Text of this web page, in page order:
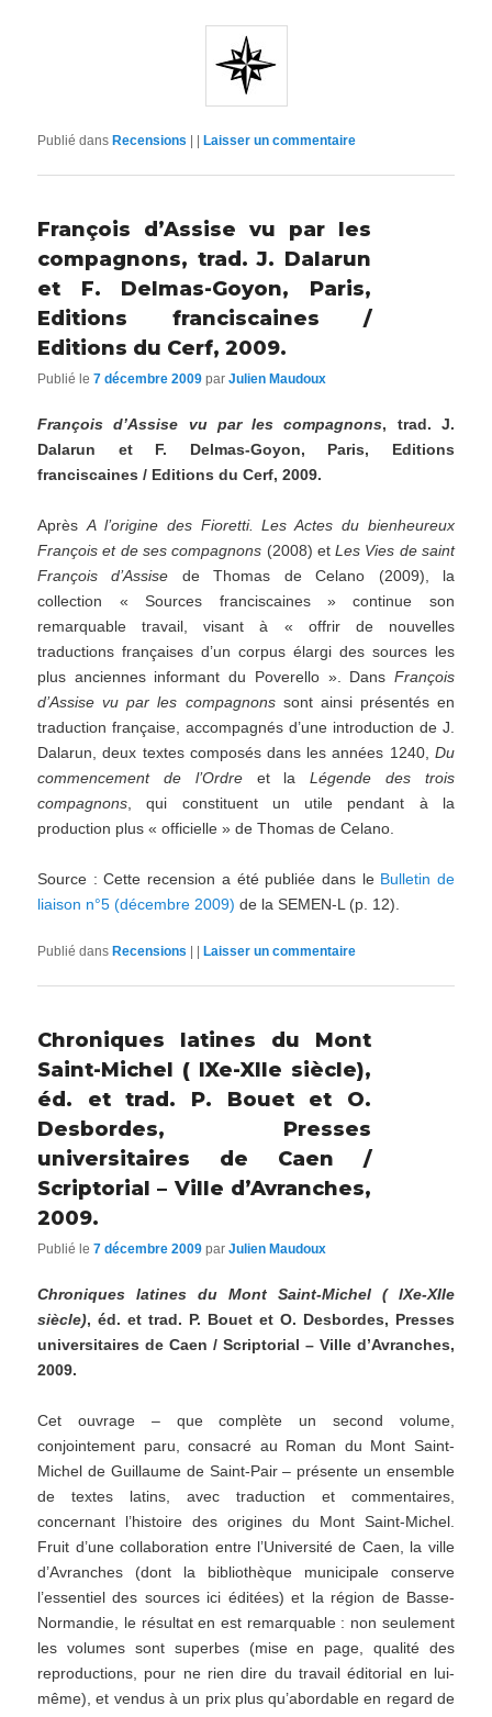
Publié dans Recensions Laisser un commentaire
François d’Assise vu par les
compagnons, trad. J. Dalarun
et F. Delmas-Goyon, Paris,
Editions franciscaines /
Editions du Cerf, 2009.
Publié le7 décembre 2009 parJulien Maudoux
François d’Assise vu par les compagnons, trad. J.
Dalarun et F. Delmas-Goyon, Paris, Editions
franciscaines / Editions du Cerf, 2009.
Après A l’origine des Fioretti. Les Actes du bienheureux
François et de ses compagnons (2008) etLes Vies de saint
François d’Assise de Thomas de Celano (2009), la
collection « Sources franciscaines » continue son
remarquable travail, visant à « offrir de nouvelles
traductions françaises d’un corpus élargi des sources les
plus anciennes informant du Poverello ». Dans François
d’Assise vu par les compagnonssont ainsi présentés en
traduction française, accompagnés d’une introduction de J.
Dalarun, deux textes composés dans les années 1240, Du
commencement de l’Ordreet laLégende des trois
compagnons , qui constituent un utile pendant à la
production plus « officielle » de Thomas de Celano.
Source : Cette recension a été publiée dans le Bulletin de
liaison n°5 (décembre 2009) de la SEMEN-L (p. 12).
Publié dans Recensions Laisser un commentaire
Chroniques latines du Mont
Saint-Michel ( IXe-XIIe siècle),
éd. et trad. P. Bouet et O.
Desbordes, Presses
universitaires de Caen /
Scriptorial – Ville d’Avranches,
2009.
Publié le7 décembre 2009 parJulien Maudoux
Chroniques latines du Mont Saint-Michel ( IXe-XIIe
siècle), éd. et trad. P. Bouet et O. Desbordes, Presses
universitaires de Caen / Scriptorial – Ville d’Avranches,
2009.
Cet ouvrage – que complète un second volume,
conjointement paru, consacré au Roman du Mont Saint-
Michel de Guillaume de Saint-Pair – présente un ensemble
de textes latins, avec traduction et commentaires,
concernant l’histoire des origines du Mont Saint-Michel.
Fruit d’une collaboration entre l’Université de Caen, la ville
d’Avranches (dont la bibliothèque municipale conserve
l’essentiel des sources ici éditées) et la région de Basse-
Normandie, le résultat en est remarquable : non seulement
les volumes sont superbes (mise en page, qualité des
reproductions, pour ne rien dire du travail éditorial en lui-
même), et vendus à un prix plus qu’abordable en regard de